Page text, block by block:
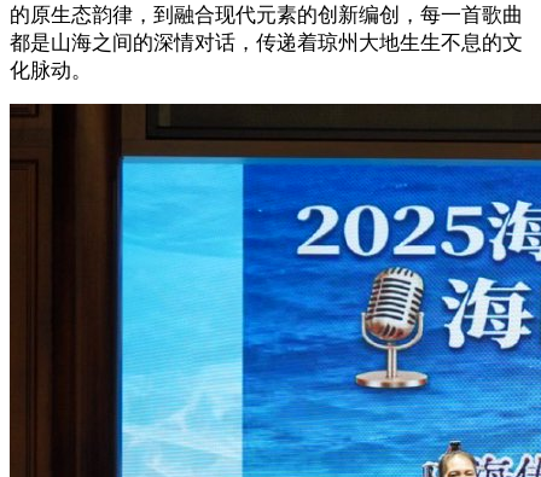
的原生态韵律，到融合现代元素的创新编创，每一首歌曲
都是山海之间的深情对话，传递着琼州大地生生不息的文
化脉动。